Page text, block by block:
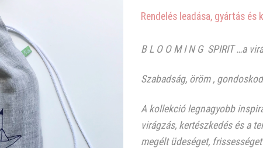
Rendelés leadása, gyártás
B L O O M I N G SPIRIT …a
Szabadság, öröm ,
A kollekció legnagyobb
virágzás, kertészkedés és a
megélt üdeséget,